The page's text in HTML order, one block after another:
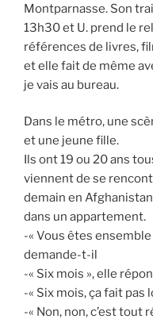
Montparnasse. Son
13h30 et U. prend le
références de livres,
et elle fait de même
je vais au bureau.
Dans le métro, une
et une jeune fille.
Ils ont 19 ou 20 ans
viennent de se
demain en
dans un appartement.
-« Vous êtes
demande-t-il
-« Six mois », elle
-« Six mois, ça fait pas
-« Non, non, c’est tout